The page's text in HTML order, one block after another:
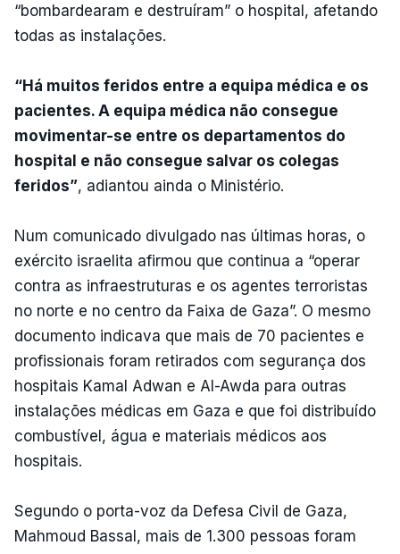
“bombardearam e destruíram” o hospital, afetando
todas as instalações.
“Há muitos feridos entre a equipa médica e os
pacientes. A equipa médica não consegue
movimentar-se entre os departamentos do
hospital e não consegue salvar os colegas
feridos”, adiantou ainda o Ministério.
Num comunicado divulgado nas últimas horas, o
exército israelita afirmou que continua a “operar
contra as infraestruturas e os agentes terroristas
no norte e no centro da Faixa de Gaza”. O mesmo
documento indicava que mais de 70 pacientes e
profissionais foram retirados com segurança dos
hospitais Kamal Adwan e Al-Awda para outras
instalações médicas em Gaza e que foi distribuído
combustível, água e materiais médicos aos
hospitais.
Segundo o porta-voz da Defesa Civil de Gaza,
Mahmoud Bassal, mais de 1.300 pessoas foram